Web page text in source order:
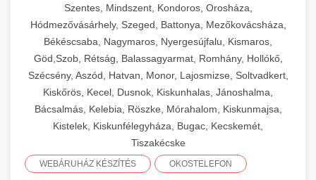
Szentes, Mindszent, Kondoros, Orosháza,
Hódmezővásárhely, Szeged, Battonya, Mezőkovácsháza,
Békéscsaba, Nagymaros, Nyergesújfalu, Kismaros,
Göd,Szob, Rétság, Balassagyarmat, Romhány, Hollókő,
Szécsény, Aszód, Hatvan, Monor, Lajosmizse, Soltvadkert,
Kiskőrös, Kecel, Dusnok, Kiskunhalas, Jánoshalma,
Bácsalmás, Kelebia, Röszke, Mórahalom, Kiskunmajsa,
Kistelek, Kiskunfélegyháza, Bugac, Kecskemét,
Tiszakécske
WEBÁRUHÁZ KÉSZÍTÉS OKOSTELEFON